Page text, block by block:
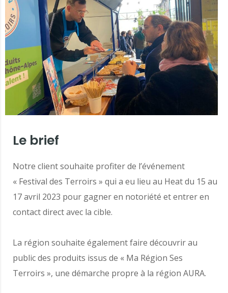
Le brief
Notre client souhaite profiter de l’événement
« Festival des Terroirs » qui a eu lieu au Heat du 15 au
17 avril 2023 pour gagner en notoriété et entrer en
contact direct avec la cible.
La région souhaite également faire découvrir au
public des produits issus de « Ma Région Ses
Terroirs », une démarche propre à la région AURA.